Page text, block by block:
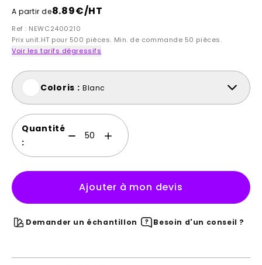
A partir de8.89€/HT
Ref : NEWC2400210
Prix unit.HT pour 500 pièces. Min. de commande 50 pièces.
Voir les tarifs dégressifs
Coloris : Blanc
Quantité
:
Ajouter à mon devis
Demander un échantillon Besoin d'un conseil ?